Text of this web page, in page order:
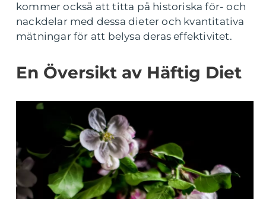
kommer också att titta på historiska för- och
nackdelar med dessa dieter och kvantitativa
mätningar för att belysa deras effektivitet.
En Översikt av Häftig Diet